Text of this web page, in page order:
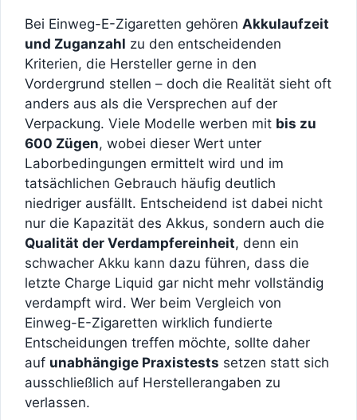
Bei Einweg-E-Zigaretten gehören Akkulaufzeit
und Zuganzahl zu den entscheidenden
Kriterien, die Hersteller gerne in den
Vordergrund stellen – doch die Realität sieht oft
anders aus als die Versprechen auf der
Verpackung. Viele Modelle werben mit bis zu
600 Zügen, wobei dieser Wert unter
Laborbedingungen ermittelt wird und im
tatsächlichen Gebrauch häufig deutlich
niedriger ausfällt. Entscheidend ist dabei nicht
nur die Kapazität des Akkus, sondern auch die
Qualität der Verdampfereinheit, denn ein
schwacher Akku kann dazu führen, dass die
letzte Charge Liquid gar nicht mehr vollständig
verdampft wird. Wer beim Vergleich von
Einweg-E-Zigaretten wirklich fundierte
Entscheidungen treffen möchte, sollte daher
auf unabhängige Praxistests setzen statt sich
ausschließlich auf Herstellerangaben zu
verlassen.